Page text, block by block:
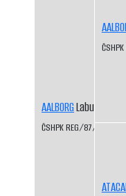
AALBORGLabutí řeka CS
ČSHPK REG/87/84